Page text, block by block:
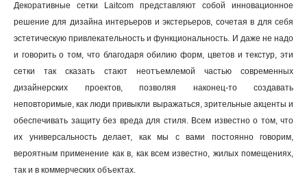
Декоративные сетки Laitcom представляют собой инновационное
решение для дизайна интерьеров и экстерьеров, сочетая в для себя
эстетическую привлекательность и функциональность. И даже не надо
и говорить о том, что благодаря обилию форм, цветов и текстур, эти
сетки так сказать стают неотъемлемой частью современных
дизайнерских проектов, позволяя наконец-то создавать
неповторимые, как люди привыкли выражаться, зрительные акценты и
обеспечивать защиту без вреда для стиля. Всем известно о том, что
их универсальность делает, как мы с вами постоянно говорим,
вероятным применение как в, как всем известно, жилых помещениях,
так и в коммерческих объектах.